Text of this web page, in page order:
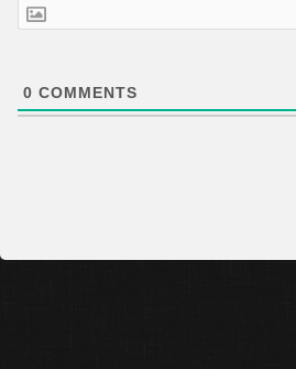
0 COMMENTS